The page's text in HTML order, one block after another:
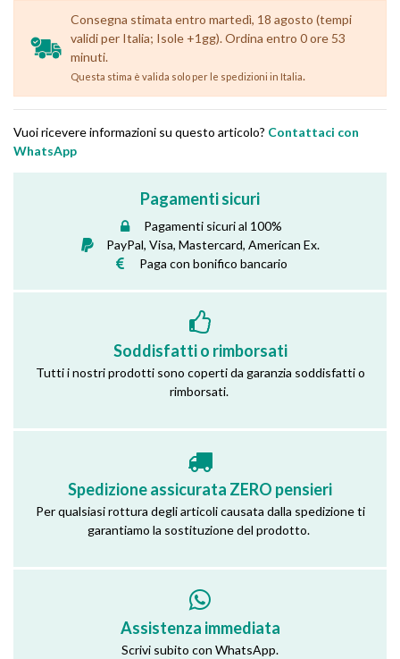
Consegna stimata entro martedì, 18 agosto (tempi
validi per Italia; Isole +1gg). Ordina entro 0 ore 53
minuti.
Questa stima è valida solo per le spedizioni in Italia.
Vuoi ricevere informazioni su questo articolo? Contattaci con
WhatsApp
Pagamenti sicuri
Pagamenti sicuri al 100%
PayPal, Visa, Mastercard, American Ex.
Paga con bonifico bancario
Soddisfatti o rimborsati
Tutti i nostri prodotti sono coperti da garanzia soddisfatti o
rimborsati.
Spedizione assicurata ZERO pensieri
Per qualsiasi rottura degli articoli causata dalla spedizione ti
garantiamo la sostituzione del prodotto.
Assistenza immediata
Scrivi subito con WhatsApp.